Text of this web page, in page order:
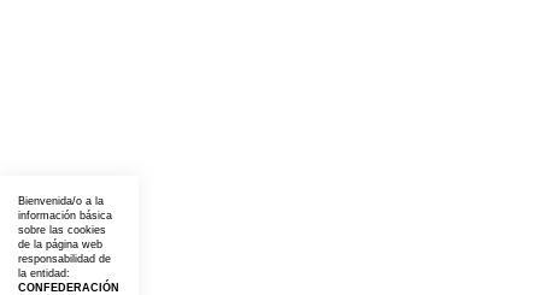
Bienvenida/o a la
información básica
sobre las cookies
de la página web
responsabilidad de
la entidad:
CONFEDERACIÓN